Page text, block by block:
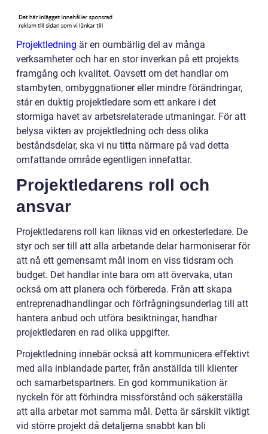
Projektledning är en oumbärlig del av många
verksamheter och har en stor inverkan på ett projekts
framgång och kvalitet. Oavsett om det handlar om
stambyten, ombyggnationer eller mindre förändringar,
står en duktig projektledare som ett ankare i det
stormiga havet av arbetsrelaterade utmaningar. För att
belysa vikten av projektledning och dess olika
beståndsdelar, ska vi nu titta närmare på vad detta
omfattande område egentligen innefattar.
Projektledarens roll och
ansvar
Projektledarens roll kan liknas vid en orkesterledare. De
styr och ser till att alla arbetande delar harmoniserar för
att nå ett gemensamt mål inom en viss tidsram och
budget. Det handlar inte bara om att övervaka, utan
också om att planera och förbereda. Från att skapa
entreprenadhandlingar och förfrågningsunderlag till att
hantera anbud och utföra besiktningar, handhar
projektledaren en rad olika uppgifter.
Projektledning innebär också att kommunicera effektivt
med alla inblandade parter, från anställda till klienter
och samarbetspartners. En god kommunikation är
nyckeln för att förhindra missförstånd och säkerställa
att alla arbetar mot samma mål. Detta är särskilt viktigt
vid större projekt då detaljerna snabbt kan bli